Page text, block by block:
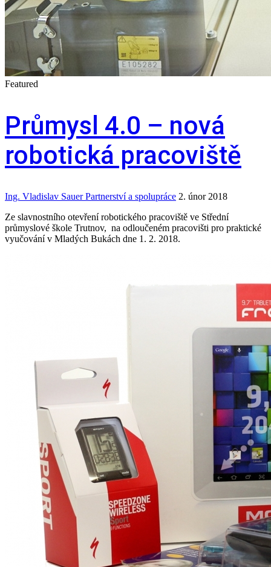
Featured
Průmysl 4.0 – nová
robotická pracoviště
Ing. Vladislav Sauer Partnerství a spolupráce 2. únor 2018
Ze slavnostního otevření robotického pracoviště ve Střední
průmyslové škole Trutnov, na odloučeném pracovišti pro praktické
vyučování v Mladých Bukách dne 1. 2. 2018.